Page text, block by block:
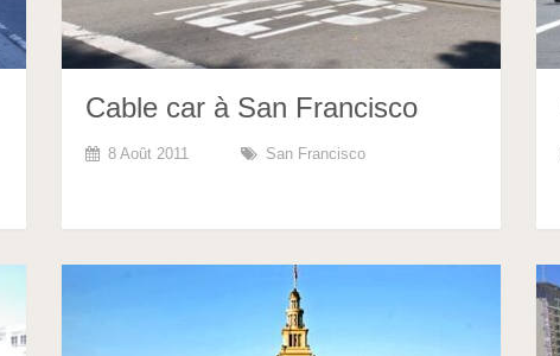
Cable car à San Francisco
8 Août 2011 San Francisco